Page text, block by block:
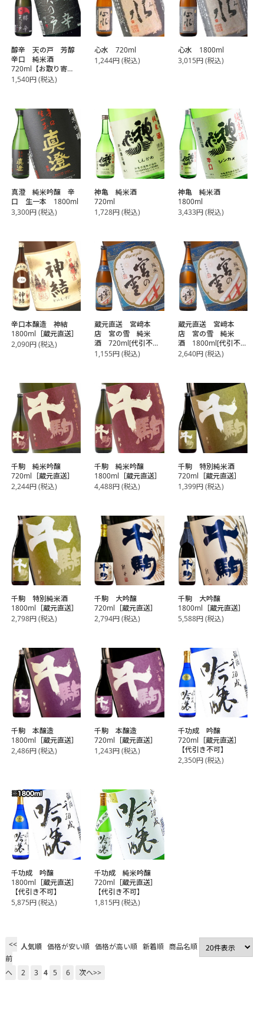
醇辛 天の戸 芳醇
辛口 純米酒
720ml【お取り寄
せ】
1,540円(税込)
心水 720ml
1,244円(税込)
心水 1800ml
3,015円(税込)
真澄 純米吟醸 辛
口 生一本 1800ml
3,300円(税込)
神亀 純米酒
720ml
1,728円(税込)
神亀 純米酒
1800ml
3,433円(税込)
辛口本醸造 神結
1800ml［蔵元直送］
2,090円(税込)
蔵元直送 宮﨑本
店 宮の雪 純米
酒 720ml[代引不可
商品]
1,155円(税込)
蔵元直送 宮﨑本
店 宮の雪 純米
酒 1800ml[代引不可
商品]
2,640円(税込)
千駒 純米吟醸
720ml［蔵元直送］
2,244円(税込)
千駒 純米吟醸
1800ml［蔵元直送］
4,488円(税込)
千駒 特別純米酒
720ml［蔵元直送］
1,399円(税込)
千駒 特別純米酒
1800ml［蔵元直送］
2,798円(税込)
千駒 大吟醸
720ml［蔵元直送］
2,794円(税込)
千駒 大吟醸
1800ml［蔵元直送］
5,588円(税込)
千駒 本醸造
1800ml［蔵元直送］
2,486円(税込)
千駒 本醸造
720ml［蔵元直送］
1,243円(税込)
千功成 吟醸
720ml［蔵元直送］
【代引き不可】
2,350円(税込)
千功成 吟醸
1800ml［蔵元直送］
【代引き不可】
5,875円(税込)
千功成 純米吟醸
720ml［蔵元直送］
【代引き不可】
1,815円(税込)
人気順 価格が安い順 価格が高い順 新着順 商品名順
<<
前
へ
2 3 4 5 6 次へ>>